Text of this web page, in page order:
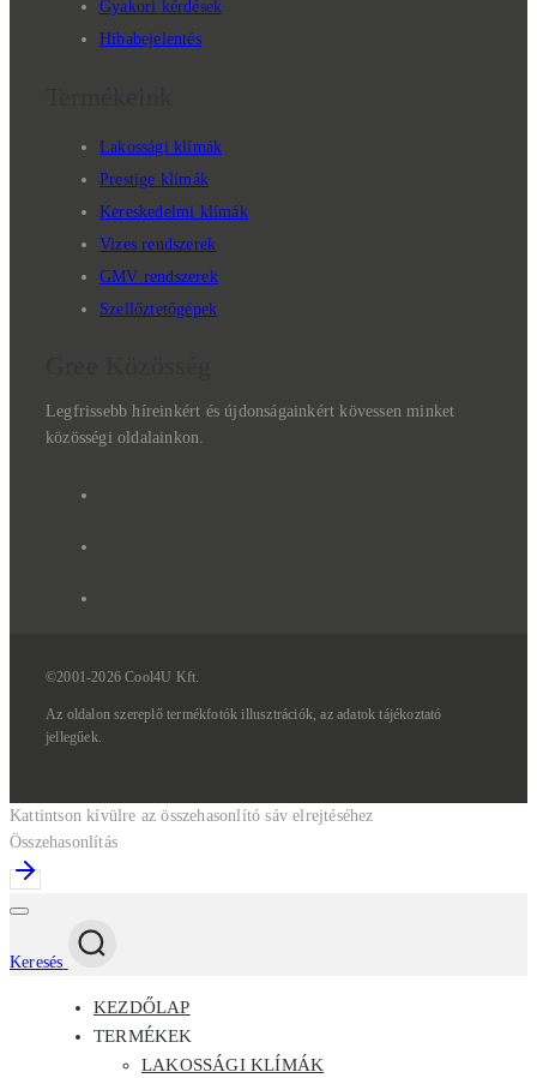
Gyakori kérdések
Hibabejelentés
Lakossági klímák
Prestige klímák
Kereskedelmi klímák
Vizes rendszerek
GMV rendszerek
Szellőztetőgépek
Legfrissebb híreinkért és újdonságainkért kövessen minket
közösségi oldalainkon.
©2001-2026 Cool4U Kft.
Az oldalonszereplőtermékfotókillusztrációk,azadatoktájékoztató
jellegűek.
Kattintson kívülre az összehasonlító sáv elrejtéséhez
Összehasonlítás
Keresés
KEZDŐLAP
TERMÉKEK
LAKOSSÁGI KLÍMÁK